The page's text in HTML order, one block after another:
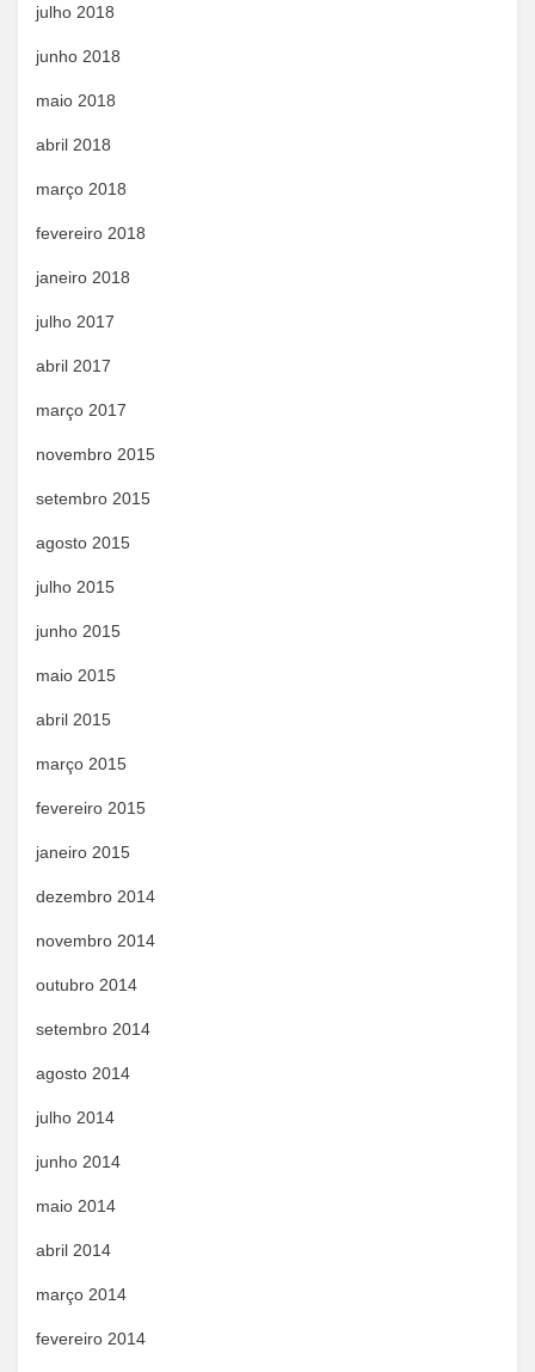
julho 2018
junho 2018
maio 2018
abril 2018
março 2018
fevereiro 2018
janeiro 2018
julho 2017
abril 2017
março 2017
novembro 2015
setembro 2015
agosto 2015
julho 2015
junho 2015
maio 2015
abril 2015
março 2015
fevereiro 2015
janeiro 2015
dezembro 2014
novembro 2014
outubro 2014
setembro 2014
agosto 2014
julho 2014
junho 2014
maio 2014
abril 2014
março 2014
fevereiro 2014